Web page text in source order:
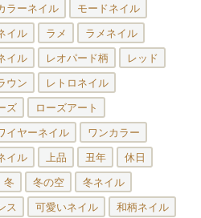
ラーネイル モードネイル
イル ラメ ラメネイル
イル レオパード柄 レッド
ウン レトロネイル
ズ ローズアート
イヤーネイル ワンカラー
イル 上品 丑年 休日
冬 冬の空 冬ネイル
ス 可愛いネイル 和柄ネイル